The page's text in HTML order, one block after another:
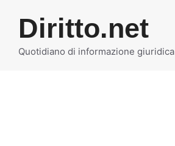
contenuto
Diritto.net
Quotidiano di informazione giuridica